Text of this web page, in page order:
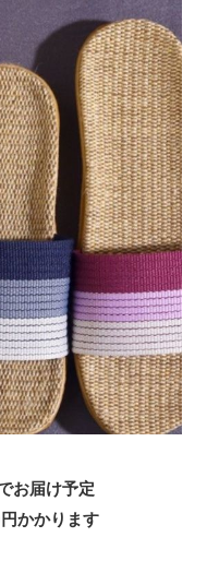
お届け予定
円かかります